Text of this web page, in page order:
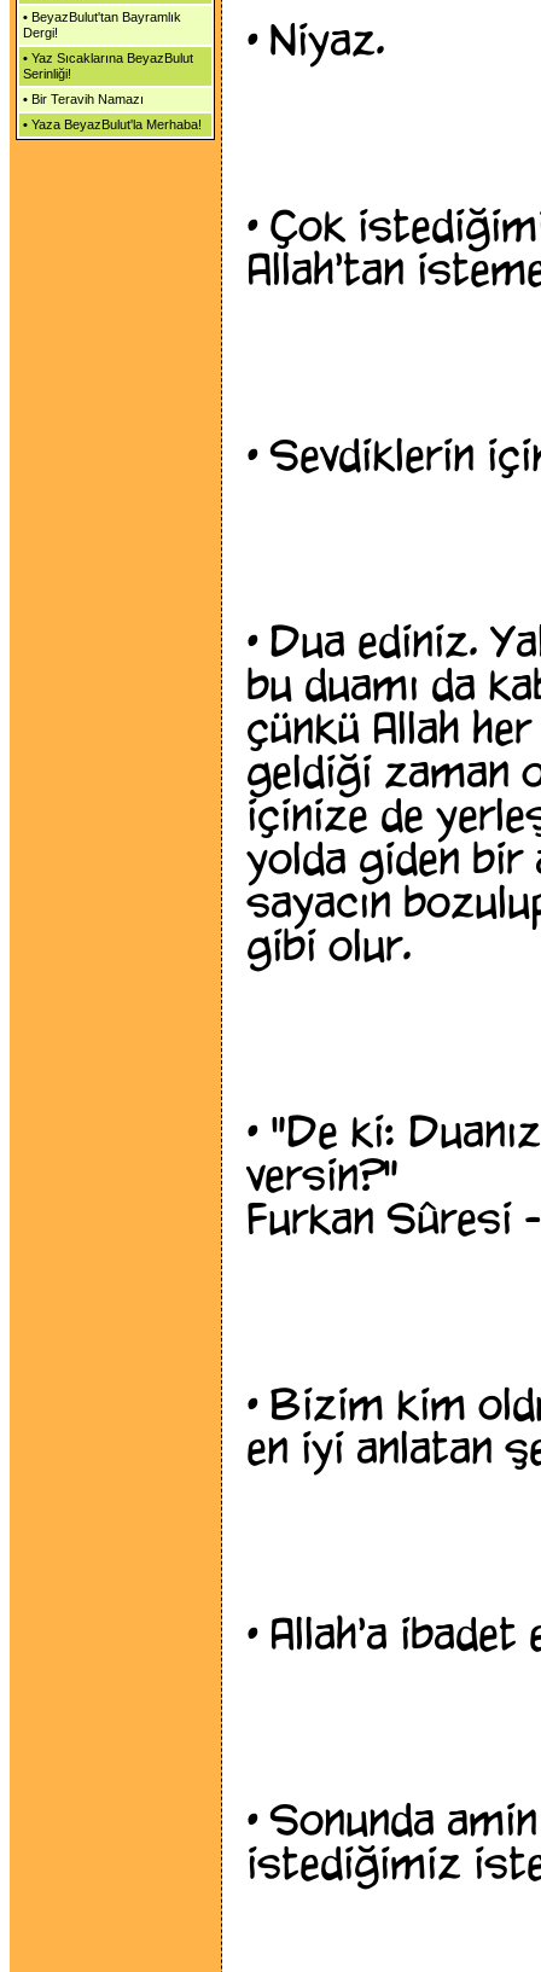
• BeyazBulut'tan Bayramlık
Dergi!
• Yaz Sıcaklarına BeyazBulut
Serinliği!
• Bir Teravih Namazı
• Yaza BeyazBulut'la Merhaba!
•Niyaz.
•Çok
Allah'tan
•Sevdiklerin
•Dua ediniz.
bu duamı da
çünkü Allah
geldiği zaman
içinize de
yolda giden bir
sayacın
gibi olur.
•"De ki:
versin?"
Furkan Sûresi
•Bizim kim
en iyi anlatan
•Allah'a ibadet
•Sonunda
istediğimiz